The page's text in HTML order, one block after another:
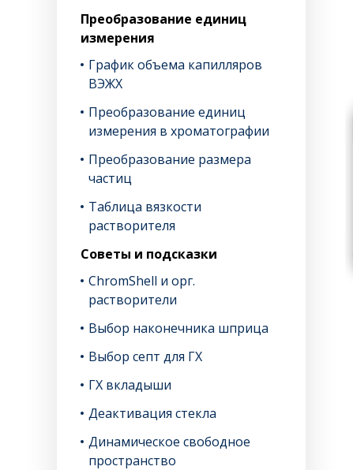
Преобразование единиц
измерения
График объема капилляров
ВЭЖХ
Преобразование единиц
измерения в хроматографии
Преобразование размера
частиц
Таблица вязкости
растворителя
Советы и подсказки
ChromShell и орг.
растворители
Выбор наконечника шприца
Выбор септ для ГХ
ГХ вкладыши
Деактивация стекла
Динамическое свободное
пространство